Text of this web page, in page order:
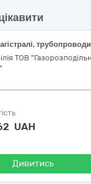
ТОВ
UAH
Дивитись